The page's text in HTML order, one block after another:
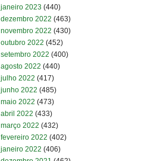
janeiro 2023 (440)
dezembro 2022 (463)
novembro 2022 (430)
outubro 2022 (452)
setembro 2022 (400)
agosto 2022 (440)
julho 2022 (417)
junho 2022 (485)
maio 2022 (473)
abril 2022 (433)
março 2022 (432)
fevereiro 2022 (402)
janeiro 2022 (406)